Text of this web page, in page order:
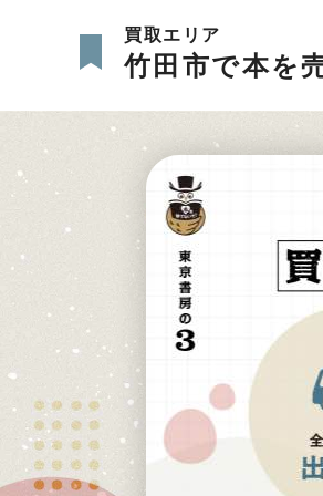
買取エリア
竹田市で本を